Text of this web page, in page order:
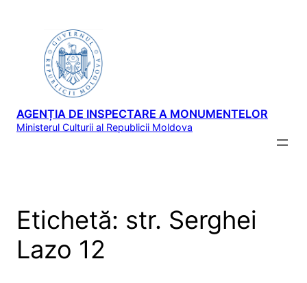
AGENȚIA DE INSPECTARE A MONUMENTELOR
Ministerul Culturii al Republicii Moldova
Etichetă: str. Serghei
Lazo 12